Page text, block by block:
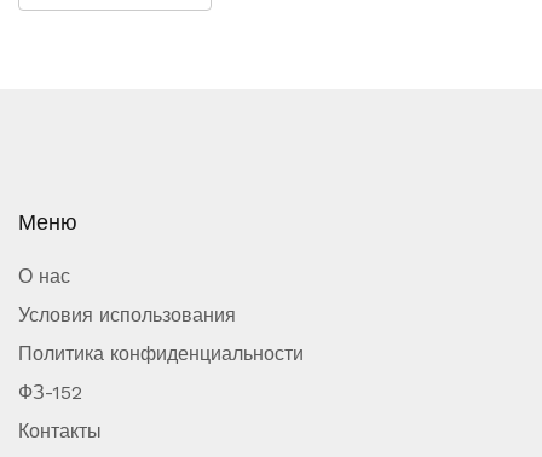
Меню
О нас
Условия использования
Политика конфиденциальности
ФЗ-152
Контакты